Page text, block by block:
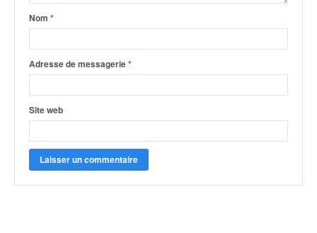
Nom *
Adresse de messagerie*
Site web